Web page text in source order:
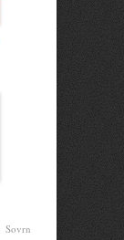
Sovrn